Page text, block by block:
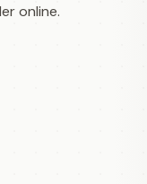
online.